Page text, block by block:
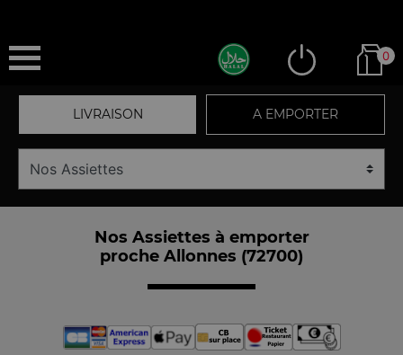
0
LIVRAISON A EMPORTER
Nos Assiettes à emporter
proche Allonnes (72700)